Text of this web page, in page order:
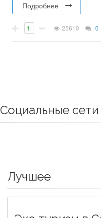
Подробнее
1 25610 0
Социальные сети
Лучшее